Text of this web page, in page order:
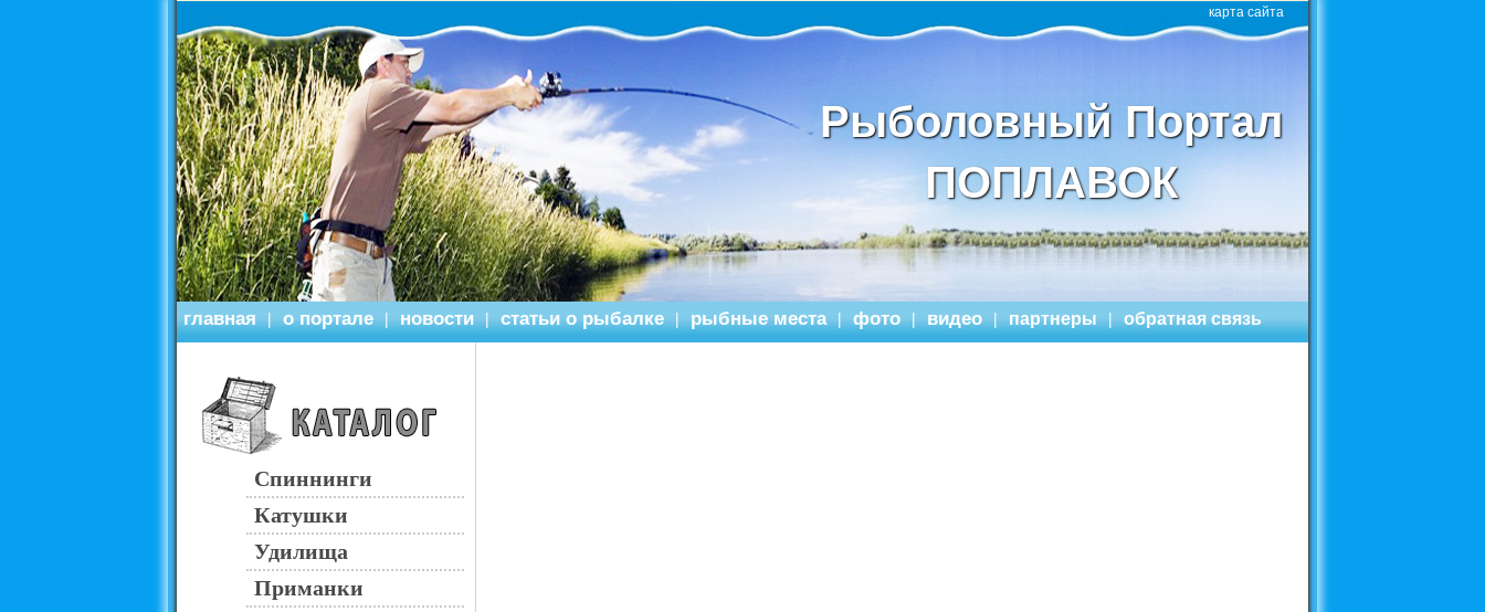
главная | о портале | новости | статьи о рыбалке | рыбные места | фото | видео | партнеры | обратная связь
карта сайта
Рыболовный Портал
ПОПЛАВОК
Спиннинги
Катушки
Удилища
Приманки